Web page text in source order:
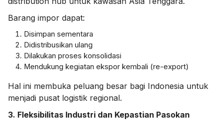
Barang impor dapat:
Disimpan sementara
Didistribusikan ulang
Dilakukan proses konsolidasi
Mendukung kegiatan ekspor kembali (re-export)
Hal ini membuka peluang besar bagi Indonesia untuk
menjadi pusat logistik regional.
3. Fleksibilitas Industri dan Kepastian Pasokan